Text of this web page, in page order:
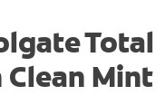
Total
Mint